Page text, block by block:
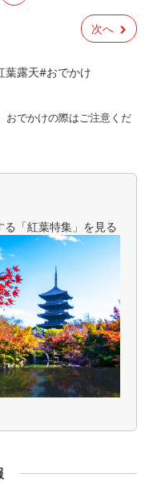
次へ
葉露天#おでかけ
おでかけの際はご注意くだ
「紅葉特集」を見る